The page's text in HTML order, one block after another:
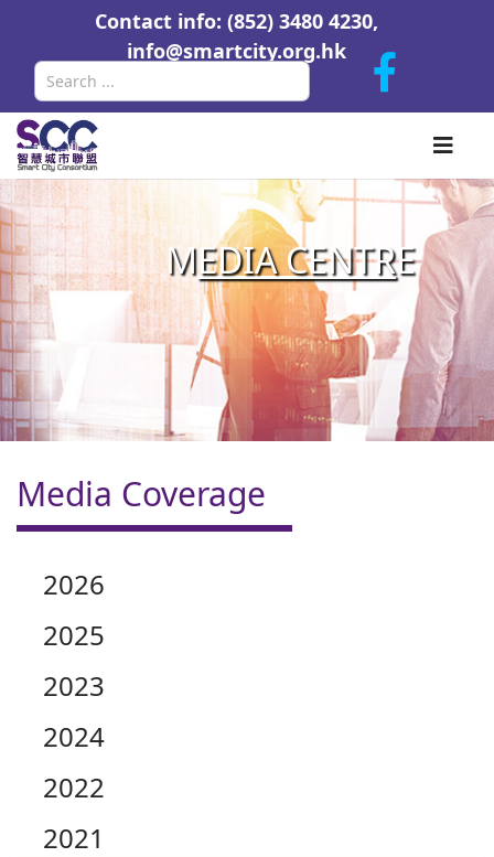
Contact info: (852) 3480 4230,
info@smartcity.org.hk
MEDIA CENTRE
Media Coverage
2026
2025
2023
2024
2022
2021